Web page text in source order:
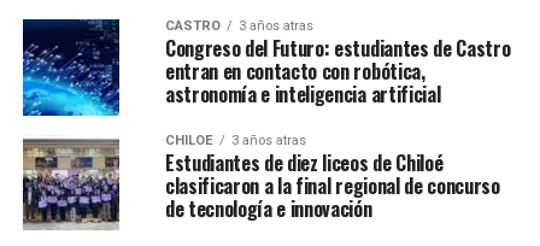
CASTRO 3 años atras
Congreso del Futuro: estudiantes de Castro
entran en contacto con robótica,
astronomía e inteligencia artificial
CHILOE 3 años atras
Estudiantes de diez liceos de Chiloé
clasificaron a la final regional de concurso
de tecnología e innovación